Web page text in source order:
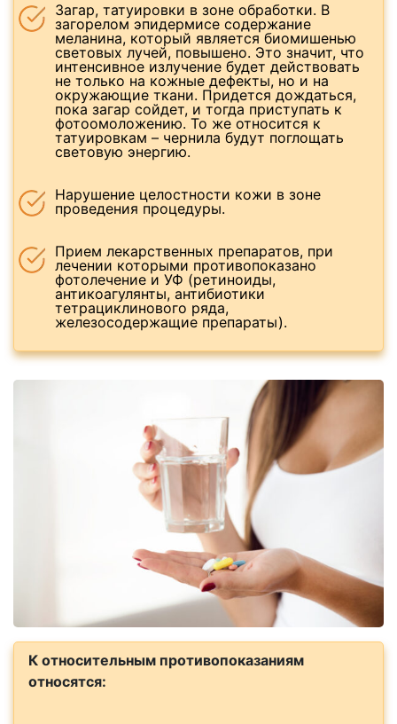
Загар, татуировки в зоне обработки. В
загорелом эпидермисе содержание
меланина, который является биомишенью
световых лучей, повышено. Это значит, что
интенсивное излучение будет действовать
не только на кожные дефекты, но и на
окружающие ткани. Придется дождаться,
пока загар сойдет, и тогда приступать к
фотоомоложению. То же относится к
татуировкам – чернила будут поглощать
световую энергию.
Нарушение целостности кожи в зоне
проведения процедуры.
Прием лекарственных препаратов, при
лечении которыми противопоказано
фотолечение и УФ (ретиноиды,
антикоагулянты, антибиотики
тетрациклинового ряда,
железосодержащие препараты).
К относительным противопоказаниям
относятся: